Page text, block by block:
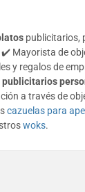
publicitarios,
Mayorista de
y regalos de
publicitarios
a través de
cazuelas para
woks.